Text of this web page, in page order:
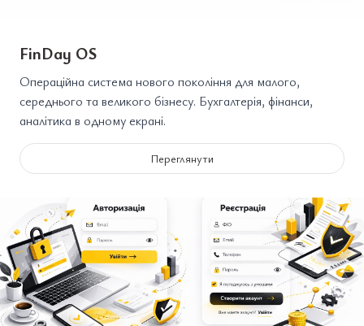
FinDay OS
Операційна система нового покоління для малого,
середнього та великого бізнесу. Бухгалтерія, фінанси,
аналітика в одному екрані.
Переглянути